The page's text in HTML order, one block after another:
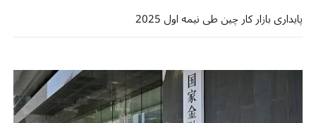
پایداری بازار کار چین طی نیمه اول 2025